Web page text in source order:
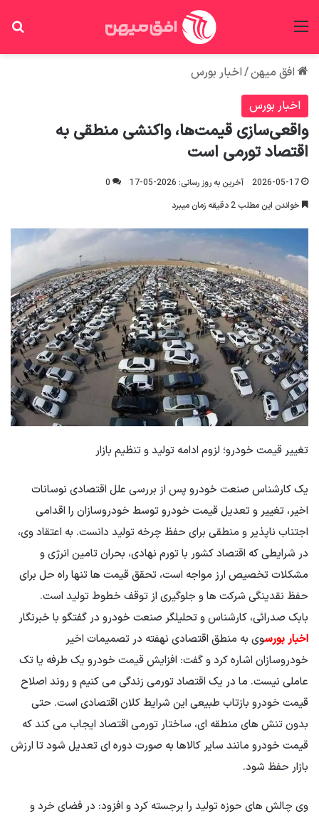
افق میهن/اخبار بورس
اخبار بورس
واقعی‌سازی قیمت‌ها، واکنشی منطقی به
اقتصاد تورمی است
2026-05-17 آخرین به روز رسانی: 2026-05-17
0
خواندن این مطلب 2 دقیقه زمان میبرد
تغییر قیمت خودرو؛ لزوم ادامه تولید و تنظیم بازار
یک کارشناس صنعت خودرو پس از بررسی علل اقتصادی نوسانات
اخیر، تغییر و تعدیل قیمت خودرو توسط خودروسازان را اقدامی
اجتناب ناپذیر و منطقی برای حفظ چرخه تولید دانست. به اعتقاد وی،
در شرایطی که اقتصاد کشور با تورم نهادی، بحران تامین انرژی و
مشکلات تخصیص ارز مواجه است، تحقق قیمت ها تنها راه حل برای
حفظ نقدینگی شرکت ها و جلوگیری از توقف خطوط تولید است.
بابک صدرائی، کارشناس و تحلیلگر صنعت خودرو در گفتگو با خبرنگار
اخبار بورسوی به منطق اقتصادی نهفته در تصمیمات اخیر
خودروسازان اشاره کرد و گفت: افزایش قیمت خودرو یک طرفه یا تک
عاملی نیست. ما در یک اقتصاد تورمی زندگی می کنیم و روند اصلاح
قیمت خودرو بازتاب طبیعی این شرایط کلان اقتصادی است. حتی
بدون تنش های منطقه ای، ساختار تورمی اقتصاد ایجاب می کند که
قیمت خودرو مانند سایر کالاها به صورت دوره ای تعدیل شود تا ارزش
بازار حفظ شود.
وی چالش های حوزه تولید را برجسته کرد و افزود: در فضای خرد و